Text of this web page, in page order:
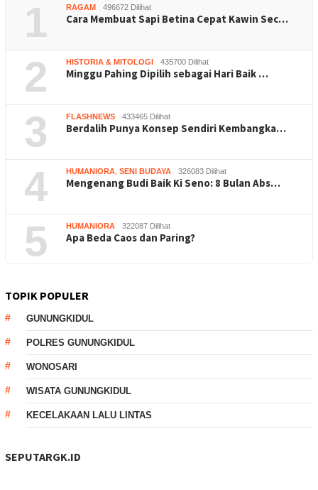
1 RAGAM 496672 Dilihat
Cara Membuat Sapi Betina Cepat Kawin Sec…
2 HISTORIA & MITOLOGI 435700 Dilihat
Minggu Pahing Dipilih sebagai Hari Baik …
3 FLASHNEWS 433465 Dilihat
Berdalih Punya Konsep Sendiri Kembangka…
4 HUMANIORA SENI BUDAYA 326083 Dilihat
Mengenang Budi Baik Ki Seno: 8 Bulan Abs…
5 HUMANIORA 322087 Dilihat
Apa Beda Caos dan Paring?
TOPIK POPULER
GUNUNGKIDUL
POLRES GUNUNGKIDUL
WONOSARI
WISATA GUNUNGKIDUL
KECELAKAAN LALU LINTAS
SEPUTARGK.ID